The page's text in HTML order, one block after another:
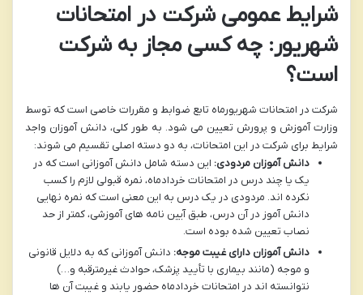
شرایط عمومی شرکت در امتحانات
شهریور: چه کسی مجاز به شرکت
است؟
شرکت در امتحانات شهریورماه تابع ضوابط و مقررات خاصی است که توسط
وزارت آموزش و پرورش تعیین می شود. به طور کلی، دانش آموزان واجد
شرایط برای شرکت در این امتحانات، به دو دسته اصلی تقسیم می شوند:
دانش آموزان مردودی: این دسته شامل دانش آموزانی است که در
یک یا چند درس در امتحانات خردادماه، نمره قبولی لازم را کسب
نکرده اند. مردودی در یک درس به این معنی است که نمره نهایی
دانش آموز در آن درس، طبق آیین نامه های آموزشی، کمتر از حد
نصاب تعیین شده بوده است.
دانش آموزان دارای غیبت موجه: دانش آموزانی که به دلایل قانونی
و موجه (مانند بیماری با تأیید پزشک، حوادث غیرمترقبه و…)
نتوانسته اند در امتحانات خردادماه حضور یابند و غیبت آن ها